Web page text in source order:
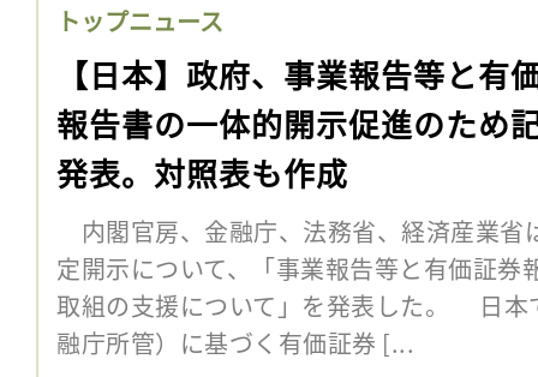
トップニュース
【日本】政府、事業報告等と有
報告書の一体的開示促進のため
発表。対照表も作成
内閣官房、金融庁、法務省、経済産業省
定開示について、「事業報告等と有価証券
取組の支援について」を発表した。 日本
融庁所管）に基づく有価証券 [...